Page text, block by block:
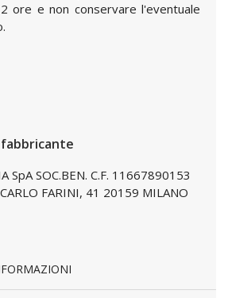
ore e non conservare l'eventuale
SpA SOC.BEN. C.F. 11667890153
FARINI, 41 20159 MILANO